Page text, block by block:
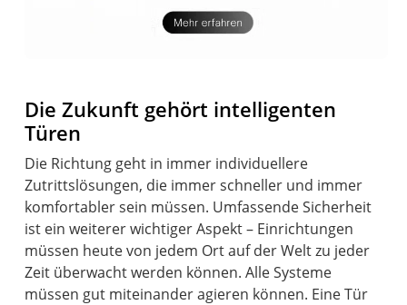
Die Zukunft gehört intelligenten
Türen
Die Richtung geht in immer individuellere
Zutrittslösungen, die immer schneller und immer
komfortabler sein müssen. Umfassende Sicherheit
ist ein weiterer wichtiger Aspekt – Einrichtungen
müssen heute von jedem Ort auf der Welt zu jeder
Zeit überwacht werden können. Alle Systeme
müssen gut miteinander agieren können. Eine Tür